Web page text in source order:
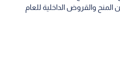
والقروض الداخلية للعام